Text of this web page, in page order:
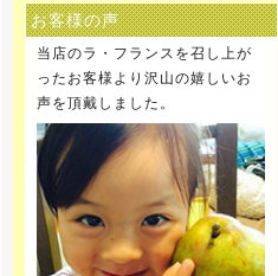
お願い申し上げます。
[2021年12月22日]
12月29日～1月5日を冬季休暇とさ
せて頂きます。 何卒ご理解の程、
お願い申し上げます。
[2020年12月25日]
12月29日～1月5日を冬季休暇とさ
せて頂きます。 何卒ご理解の程、
お願い申し上げます。
[2019年12月27日]
お客様の声
当店のラ・フランスを召し上が
ったお客様より沢山の嬉しいお
声を頂戴しました。